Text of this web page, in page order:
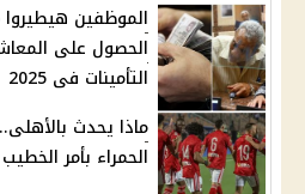
الموظفين
الحصول على
التأمينات فى 2025
ماذا يحدث
الحمراء بأمر